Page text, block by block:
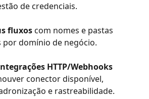
de credenciais.
fluxos com nomes e pastas
por domínio de negócio.
HTTP/Webhooks
conector disponível,
e rastreabilidade.